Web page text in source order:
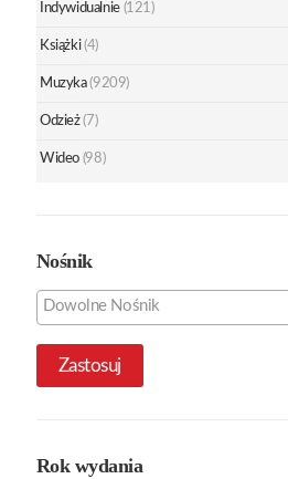
Indywidualnie (121)
Książki (4)
Muzyka (9209)
Odzież (7)
Wideo (98)
Nośnik
Zastosuj
Rok wydania